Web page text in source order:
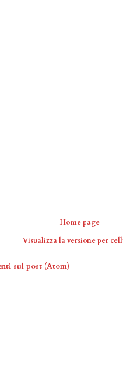
Home page
Visualizza la versione per
sul post (Atom)